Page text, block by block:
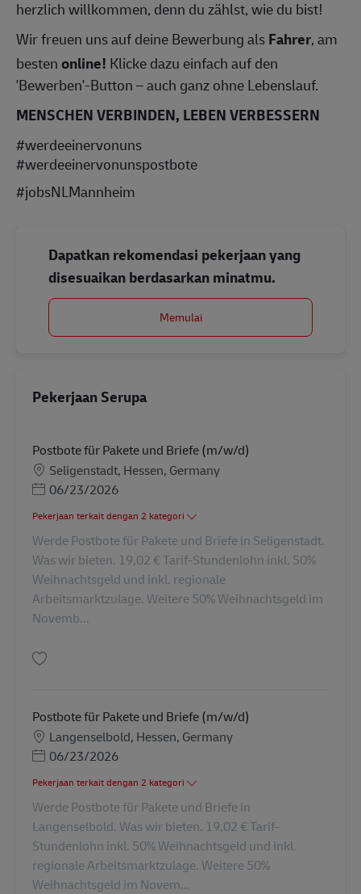
herzlich willkommen, denn du zählst, wie du bist!
Wir freuen uns auf deine Bewerbung alsFahrer, am
bestenonline! Klicke dazu einfach auf den
'Bewerben'-Button – auch ganz ohne Lebenslauf.
MENSCHEN VERBINDEN, LEBEN VERBESSERN
#werdeeinervonuns
#werdeeinervonunspostbote
#jobsNLMannheim
Dapatkan rekomendasi pekerjaan yang
disesuaikan berdasarkan minatmu.
Memulai
Pekerjaan Serupa
Postbote für Pakete und Briefe (m/w/d)
LokasiSeligenstadt, Hessen, Germany
Posted Date
06/23/2026
Pekerjaan terkait dengan 2 kategori
Werde Postbote für Pakete und Briefe in Seligenstadt.
Was wir bieten. 19,02 € Tarif-Stundenlohn inkl. 50%
Weihnachtsgeld und inkl. regionale
Arbeitsmarktzulage. Weitere 50% Weihnachtsgeld im
Novemb...
Postbote für Pakete und Briefe (m/w/d)
LokasiLangenselbold, Hessen, Germany
Posted Date
06/23/2026
Pekerjaan terkait dengan 2 kategori
Werde Postbote für Pakete und Briefe in
Langenselbold. Was wir bieten. 19,02 € Tarif-
Stundenlohn inkl. 50% Weihnachtsgeld und inkl.
regionale Arbeitsmarktzulage. Weitere 50%
Weihnachtsgeld im Novem...